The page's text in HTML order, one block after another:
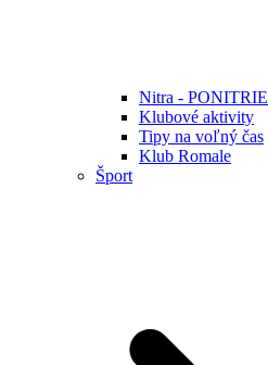
Nitra - PONITRIE
Klubové aktivity
Tipy na voľný čas
Klub Romale
Šport